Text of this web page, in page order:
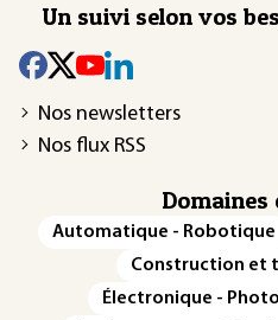
Un suivi selon vos
Nos newsletters
Nos flux RSS
Automatique - Robotique
Construction et
Électronique -